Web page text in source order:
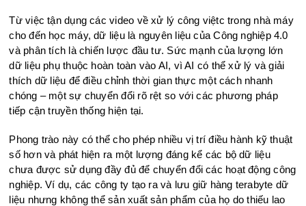
Từ việc tận dụng các video về xử lý công việtc trong nhà máy
cho đến học máy, dữ liệu là nguyên liệu của Công nghiệp 4.0
và phân tích là chiến lược đầu tư. Sức mạnh của lượng lớn
dữ liệu phụ thuộc hoàn toàn vào AI, vì AI có thể xử lý và giải
thích dữ liệu để điều chỉnh thời gian thực một cách nhanh
chóng – một sự chuyển đổi rõ rệt so với các phương pháp
tiếp cận truyền thống hiện tại.
Phong trào này có thể cho phép nhiều vị trí điều hành kỹ thuật
số hơn và phát hiện ra một lượng đáng kể các bộ dữ liệu
chưa được sử dụng đầy đủ để chuyển đổi các hoạt động công
nghiệp. Ví dụ, các công ty tạo ra và lưu giữ hàng terabyte dữ
liệu nhưng không thể sản xuất sản phẩm của họ do thiếu lao